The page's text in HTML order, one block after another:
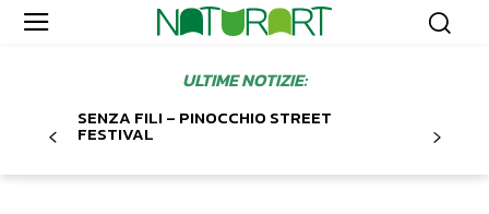
ULTIME NOTIZIE:
SENZA FILI – PINOCCHIO STREET
FESTIVAL